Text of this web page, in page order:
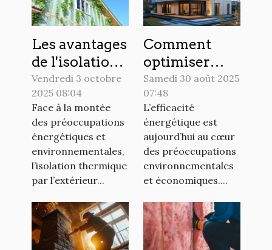
Les avantages
de l'isolation
thermique
par l'extérieur
expliqués
Vendredi 3 octobre
2025 08:04
Face à la montée
des préoccupations
énergétiques et
environnementales,
l’isolation thermique
par l’extérieur...
Comment
optimiser
l'efficacité
énergétique
grâce à
l'isolation
moderne ?
Samedi 30 août 2025
07:48
L’efficacité
énergétique est
aujourd’hui au cœur
des préoccupations
environnementales
et économiques....